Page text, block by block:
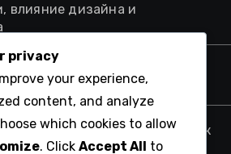
влияние дизайна и
и интеграция
энергии
дома: когда обращаться к
соображения
privacy
your experience,
content, and analyze
which cookies to allow
. Click Accept All to